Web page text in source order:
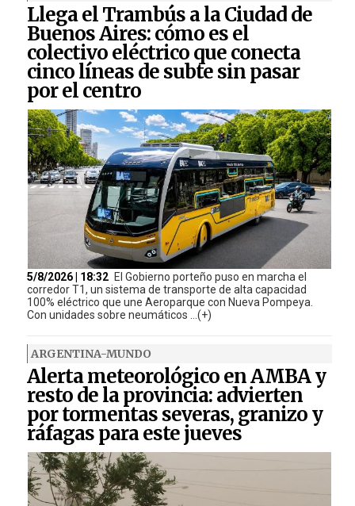
Llega el Trambús a la Ciudad de
Buenos Aires: cómo es el
colectivo eléctrico que conecta
cinco líneas de subte sin pasar
por el centro
5/8/2026 | 18:32 El Gobierno porteño puso en marcha el
corredor T1, un sistema de transporte de alta capacidad
100% eléctrico que une Aeroparque con Nueva Pompeya.
Con unidades sobre neumáticos ...(+)
ARGENTINA-MUNDO
Alerta meteorológico en AMBA y
resto de la provincia: advierten
por tormentas severas, granizo y
ráfagas para este jueves